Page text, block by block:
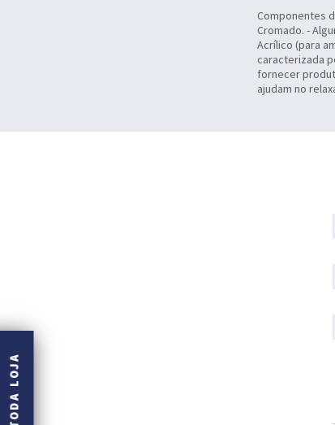
Componentes
Cromado. -
Acrílico (para
caracterizada
fornecer
ajudam no